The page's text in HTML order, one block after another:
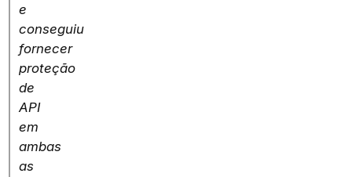
e
conseguiu
fornecer
proteção
de
API
em
ambas
as